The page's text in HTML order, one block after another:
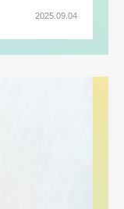
2025.09.04